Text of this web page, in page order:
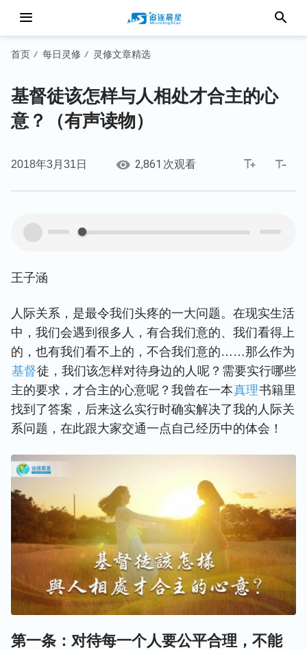
首页 / 每日灵修 / 灵修文章精选
基督徒该怎样与人相处才合主的心
意？（有声读物）
2018年3月31日 2,861 次观看
00:00 00:00
王子涵
人际关系，是最令我们头疼的一大问题。在现实生活
中，我们会遇到很多人，有合我们意的、我们看得上
的，也有我们看不上的，不合我们意的……那么作为
基督徒，我们该怎样对待身边的人呢？需要实行哪些
主的要求，才合主的心意呢？我曾在一本真理书籍里
找到了答案，后来这么实行时确实解决了我的人际关
系问题，在此跟大家交通一点自己经历中的体会！
第一条：对待每一个人要公平合理，不能